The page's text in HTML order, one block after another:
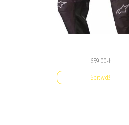
659.00zł
Sprawdź